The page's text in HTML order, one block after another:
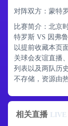
对阵双方：蒙特
比赛简介：北京
特罗斯 VS 因弗
以提前收藏本页
关球会友谊直播
列表以及两队历
不存储，资源由
相关直播 LIVE